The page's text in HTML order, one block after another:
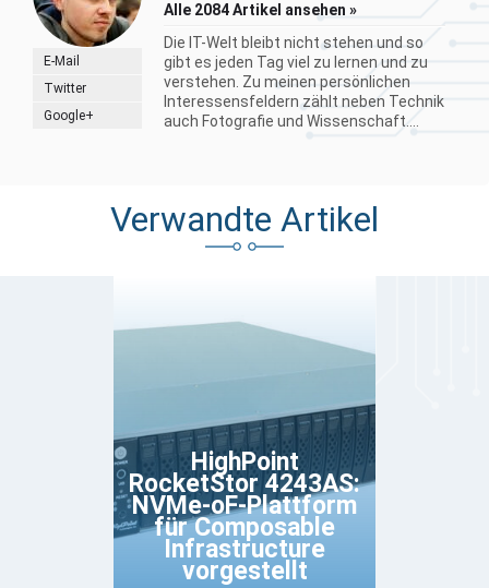
E-Mail
Twitter
Google+
Alle 2084 Artikel ansehen »
Die IT-Welt bleibt nicht stehen und so
gibt es jeden Tag viel zu lernen und zu
verstehen. Zu meinen persönlichen
Interessensfeldern zählt neben Technik
auch Fotografie und Wissenschaft....
Verwandte Artikel
HighPoint
RocketStor 4243AS:
NVMe-oF-Plattform
für Composable
Infrastructure
vorgestellt